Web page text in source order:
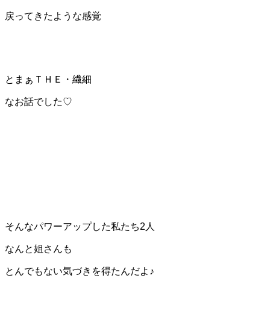
戻ってきたような感覚
とまぁＴＨＥ・繊細
なお話でした♡
そんなパワーアップした私たち2人
なんと姐さんも
とんでもない気づきを得たんだよ♪